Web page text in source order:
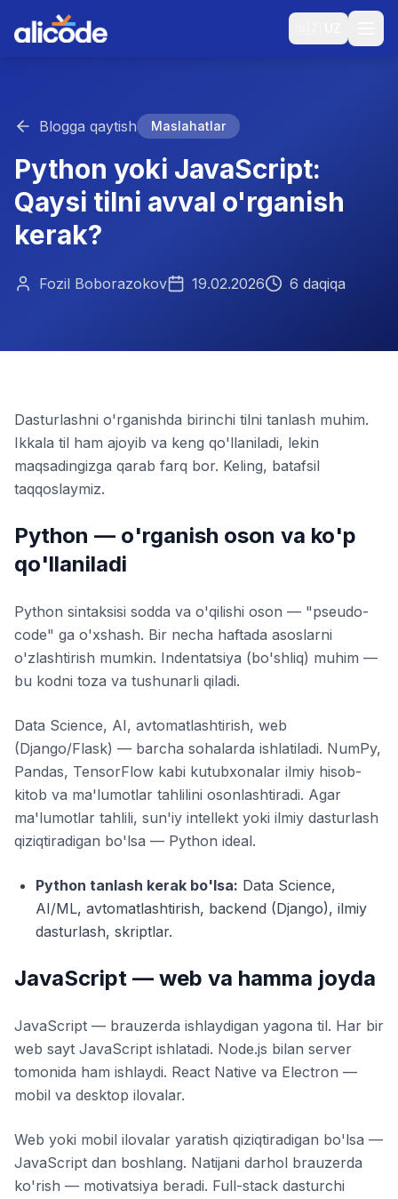
Blogga qaytish Maslahatlar
Python yoki JavaScript:
Qaysi tilni avval o'rganish
kerak?
Fozil Boborazokov 19.02.2026 6 daqiqa
Dasturlashni o'rganishda birinchi tilni tanlash muhim.
Ikkala til ham ajoyib va keng qo'llaniladi, lekin
maqsadingizga qarab farq bor. Keling, batafsil
taqqoslaymiz.
Python — o'rganish oson va ko'p
qo'llaniladi
Python sintaksisi sodda va o'qilishi oson — "pseudo-
code" ga o'xshash. Bir necha haftada asoslarni
o'zlashtirish mumkin. Indentatsiya (bo'shliq) muhim —
bu kodni toza va tushunarli qiladi.
Data Science, AI, avtomatlashtirish, web
(Django/Flask) — barcha sohalarda ishlatiladi. NumPy,
Pandas, TensorFlow kabi kutubxonalar ilmiy hisob-
kitob va ma'lumotlar tahlilini osonlashtiradi. Agar
ma'lumotlar tahlili, sun'iy intellekt yoki ilmiy dasturlash
qiziqtiradigan bo'lsa — Python ideal.
Python tanlash kerak bo'lsa: Data Science,
AI/ML, avtomatlashtirish, backend (Django), ilmiy
dasturlash, skriptlar.
JavaScript — web va hamma joyda
JavaScript — brauzerda ishlaydigan yagona til. Har bir
web sayt JavaScript ishlatadi. Node.js bilan server
tomonida ham ishlaydi. React Native va Electron —
mobil va desktop ilovalar.
Web yoki mobil ilovalar yaratish qiziqtiradigan bo'lsa —
JavaScript dan boshlang. Natijani darhol brauzerda
ko'rish — motivatsiya beradi. Full-stack dasturchi